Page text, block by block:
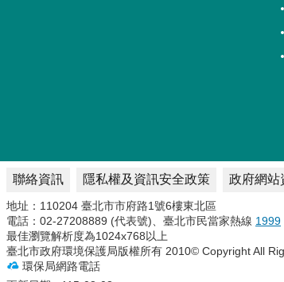
聯絡資訊 隱私權及資訊安全政策 政府網站
地址：110204 臺北市市府路1號6樓東北區
電話：02-27208889 (代表號)、臺北市民當家熱線 1999
最佳瀏覽解析度為1024x768以上
臺北市政府環境保護局版權所有 2010© Copyright All
環保局網路電話